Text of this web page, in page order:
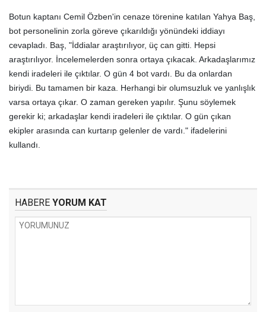
Botun kaptanı Cemil Özben'in cenaze törenine katılan Yahya Baş,
bot personelinin zorla göreve çıkarıldığı yönündeki iddiayı
cevapladı. Baş, "İddialar araştırılıyor, üç can gitti. Hepsi
araştırılıyor. İncelemelerden sonra ortaya çıkacak. Arkadaşlarımız
kendi iradeleri ile çıktılar. O gün 4 bot vardı. Bu da onlardan
biriydi. Bu tamamen bir kaza. Herhangi bir olumsuzluk ve yanlışlık
varsa ortaya çıkar. O zaman gereken yapılır. Şunu söylemek
gerekir ki; arkadaşlar kendi iradeleri ile çıktılar. O gün çıkan
ekipler arasında can kurtarıp gelenler de vardı." ifadelerini
kullandı.
HABERE YORUM KAT